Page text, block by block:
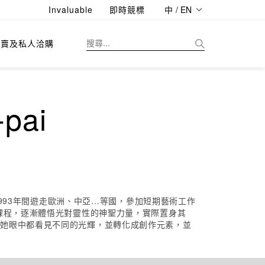
Invaluable 即時競標 中 / EN
及私人洽購
年間遊走歐洲、中亞…等國，參加短期藝術工作
，逐漸體悟光對靈性的神聖力量，實際置身其
眼中都看見不同的光輝，並轉化成創作元素，並